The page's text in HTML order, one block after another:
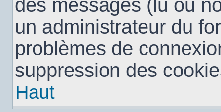
des messages (lu ou
un administrateur du
problèmes de
suppression des
Haut